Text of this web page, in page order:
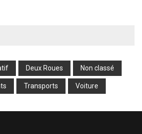
Deux Roues Non classé
Transports Voiture